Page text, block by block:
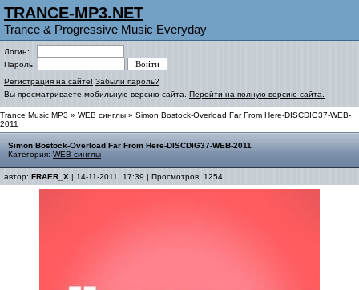
TRANCE-MP3.NET
Trance & Progressive Music Everyday
Логин:
Пароль:
Регистрация на сайте! Забыли пароль?
Вы просматриваете мобильную версию сайта. Перейти на полную версию сайта.
Trance Music MP3 » WEB синглы » Simon Bostock-Overload Far From Here-DISCDIG37-WEB-
2011
Simon Bostock-Overload Far From Here-DISCDIG37-WEB-2011
Категория: WEB синглы
автор: FRAER_X | 14-11-2011, 17:39 | Просмотров: 1254